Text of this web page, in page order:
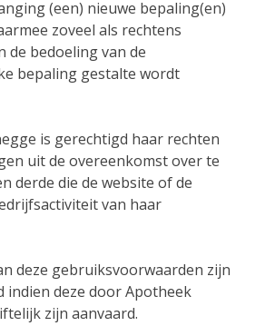
(een) nieuwe bepaling(en)
zoveel als rechtens
de bedoeling van de
bepaling gestalte wordt
is gerechtigd haar rechten
uit de overeenkomst over te
derde die de website of de
van haar
deze gebruiksvoorwaarden zijn
indien deze door Apotheek
zijn aanvaard.